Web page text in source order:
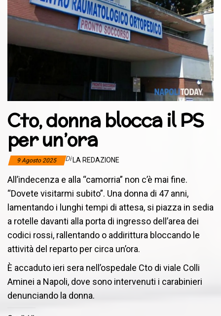
Cto, donna blocca il PS
per un’ora
9 Agosto 2025 Di LA REDAZIONE
All’indecenza e alla “camorria” non c’è mai fine.
“Dovete visitarmi subito”. Una donna di 47 anni,
lamentando i lunghi tempi di attesa, si piazza in sedia
a rotelle davanti alla porta di ingresso dell’area dei
codici rossi, rallentando o addirittura bloccando le
attività del reparto per circa un’ora.
È accaduto ieri sera nell’ospedale Cto di viale Colli
Aminei a Napoli, dove sono intervenuti i carabinieri
denunciando la donna.